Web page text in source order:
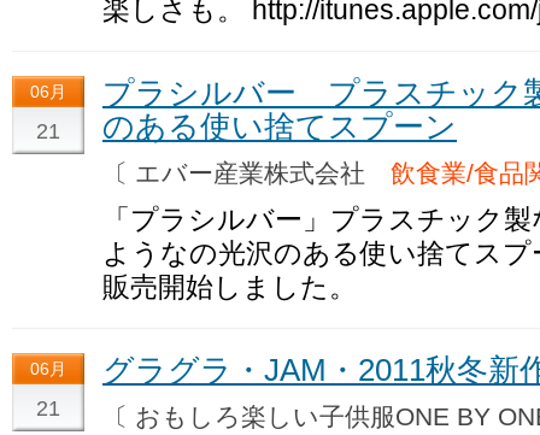
楽しさも。 http://
06月
21
プラシルバー プラスチック
のある使い捨てスプーン
〔 エバー産業株式会社 飲食業/食品
「プラシルバー」プラスチック
ようなの光沢のある使い捨てス
販売開始しました。
06月
21
グラグラ・JAM・2011秋冬新
〔 おもしろ楽しい子供服ONE BY